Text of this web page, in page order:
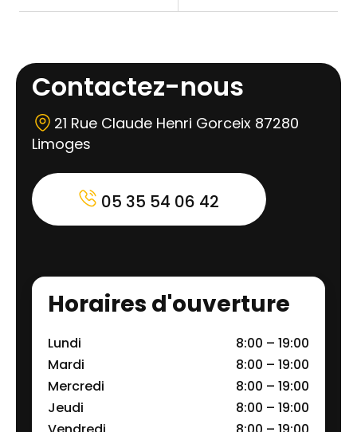
Contactez-nous
21 Rue Claude Henri Gorceix 87280
Limoges
05 35 54 06 42
Horaires d'ouverture
Lundi
8:00 – 19:00
Mardi
8:00 – 19:00
Mercredi
8:00 – 19:00
Jeudi
8:00 – 19:00